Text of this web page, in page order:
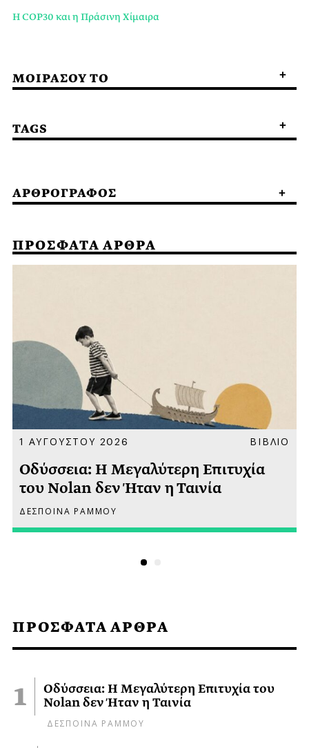
ΠΡΟΣΦΑΤΑ ΑΡΘΡΑ
Οδύσσεια: Η Μεγαλύτερη Επιτυχία του
Nolan δεν Ήταν η Ταινία
ΔΕΣΠΟΙΝΑ ΡΑΜΜΟΥ
Η COP30 και η Πράσινη Χίμαιρα
ΜΟΙΡΑΣΟΥ ΤΟ
TAGS
ΑΡΘΡΟΓΡΑΦΟΣ
ΠΡΟΣΦΑΤΑ ΑΡΘΡΑ
1 ΑΥΓΟΥΣΤΟΥ 2026 ΒΙΒΛΙΟ
Οδύσσεια: Η Μεγαλύτερη Επιτυχία
του Nolan δεν Ήταν η Ταινία
ΔΕΣΠΟΙΝΑ ΡΑΜΜΟΥ